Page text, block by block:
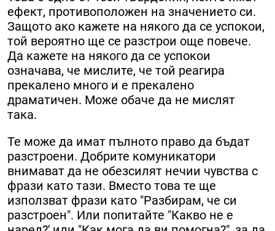
ефект, противоположен на значението си.
Защото ако кажете на някого да се успокои,
той вероятно ще се разстрои още повече.
Да кажете на някого да се успокои
означава, че мислите, че той реагира
прекалено много и е прекалено
драматичен. Може обаче да не мислят
така.
Те може да имат пълното право да бъдат
разстроени. Добрите комуникатори
внимават да не обезсилят нечии чувства с
фрази като тази. Вместо това те ще
използват фрази като "Разбирам, че си
разстроен". Или попитайте "Какво не е